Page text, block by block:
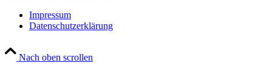
Impressum
Datenschutzerklärung
Nach oben scrollen